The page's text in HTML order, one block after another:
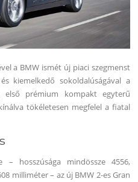
a BMW ismét új piaci szegmenst
kiemelkedő sokoldalúságával a
prémium kompakt egyterű
tökéletesen megfelel a fiatal
hosszúsága mindössze 4556,
milliméter – az új BMW 2-es Gran